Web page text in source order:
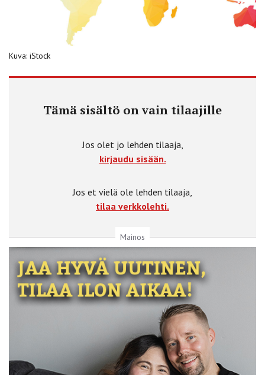
Kuva: iStock
Tämä sisältö on vain tilaajille
Jos olet jo lehden tilaaja,
kirjaudu sisään.
Jos et vielä ole lehden tilaaja,
tilaa verkkolehti.
Mainos